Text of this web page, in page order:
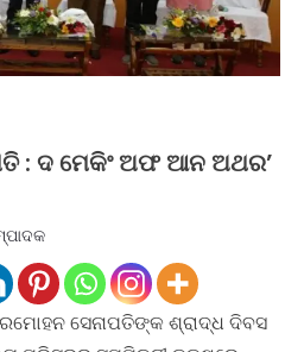
: ଦ ମେକିଂ ଅଫ ଆନ ଅଥର’
ସେନାପତିଙ୍କ ଶ୍ରାଦ୍ଧ ଦିବସ